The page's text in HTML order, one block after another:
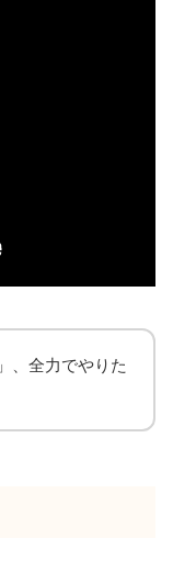
」、全力でやりた